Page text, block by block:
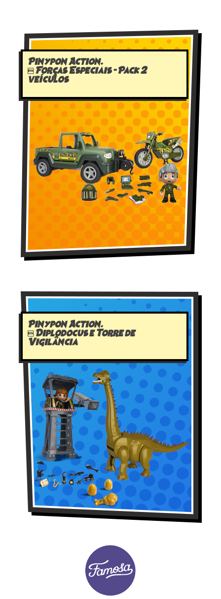
Pinypon Action.
 Forças Especiais – Pack 2
veículos
Pinypon Action.
 Diplodocus e Torre de
Vigilância